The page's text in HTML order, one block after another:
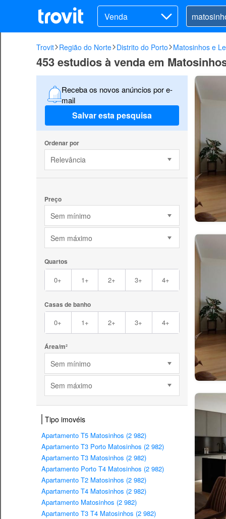
Venda
Trovit Região do Norte Distrito do Porto Matosinhos e
453 estudios à venda em
Receba os novos anúncios por e-
mail
Salvar esta pesquisa
Ordenar por
Relevância
Preço
Sem mínimo
Sem máximo
Quartos
0+ 1+ 2+ 3+ 4+
Casas de banho
0+ 1+ 2+ 3+ 4+
Área/m²
Sem mínimo
Sem máximo
Tipo imovéis
Apartamento T5 Matosinhos (2 982)
Apartamento T3 Porto Matosinhos (2 982)
Apartamento T3 Matosinhos (2 982)
Apartamento Porto T4 Matosinhos (2 982)
Apartamento T2 Matosinhos (2 982)
Apartamento T4 Matosinhos (2 982)
Apartamento Matosinhos (2 982)
Apartamento T3 T4 Matosinhos (2 982)